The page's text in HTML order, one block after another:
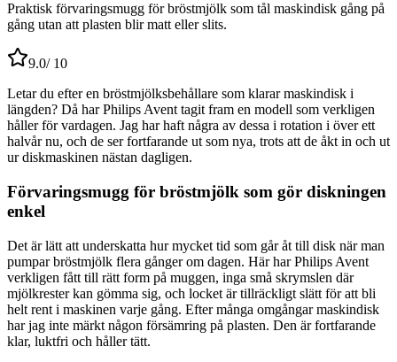
Praktisk förvaringsmugg för bröstmjölk som tål maskindisk gång på
gång utan att plasten blir matt eller slits.
9.0/ 10
Letar du efter en bröstmjölksbehållare som klarar maskindisk i
längden? Då har Philips Avent tagit fram en modell som verkligen
håller för vardagen. Jag har haft några av dessa i rotation i över ett
halvår nu, och de ser fortfarande ut som nya, trots att de åkt in och ut
ur diskmaskinen nästan dagligen.
Förvaringsmugg för bröstmjölk som gör diskningen
enkel
Det är lätt att underskatta hur mycket tid som går åt till disk när man
pumpar bröstmjölk flera gånger om dagen. Här har Philips Avent
verkligen fått till rätt form på muggen, inga små skrymslen där
mjölkrester kan gömma sig, och locket är tillräckligt slätt för att bli
helt rent i maskinen varje gång. Efter många omgångar maskindisk
har jag inte märkt någon försämring på plasten. Den är fortfarande
klar, luktfri och håller tätt.